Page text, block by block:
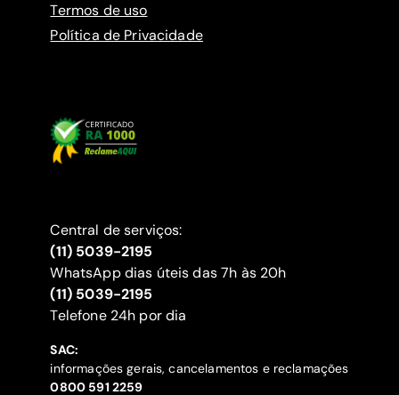
Termos de uso
Política de Privacidade
Central de serviços:
(11) 5039-2195
WhatsApp dias úteis das 7h às 20h
(11) 5039-2195
‍Telefone 24h por dia
SAC:
informações gerais, cancelamentos e reclamações
‍0800 591 2259